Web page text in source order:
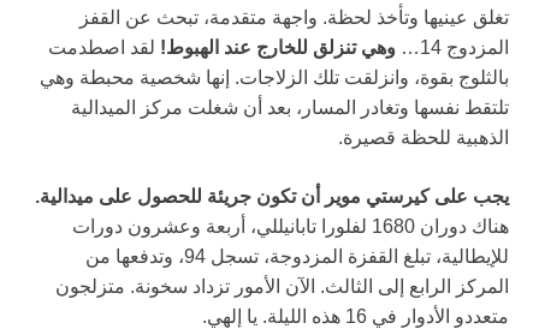
تغلق عينيها وتأخذ لحظة. واجهة متقدمة، تبحث عن القفز
المزدوج 14…
وهي تنزلق للخارج عند الهبوط! لقد اصطدمت
بالثلوج بقوة، وانزلقت تلك الزلاجات. إنها شخصية محبطة وهي
تلتقط نفسها وتغادر المسار، بعد أن شغلت مركز الميدالية
الذهبية للحظة قصيرة.
يجب على كيرستي موير أن تكون جريئة للحصول على ميدالية.
هناك دوران 1680 لفلورا تابانيللي، أربعة وعشرون دورات
للإيطالية، تبلغ القفزة المزدوجة، تسجل 94، وتدفعها من
المركز الرابع إلى الثالث. الآن الأمور تزداد سخونة. متزلجون
متعددو الأدوار في 16 هذه الليلة. يا إلهي.